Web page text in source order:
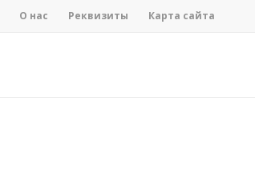
О нас Реквизиты Карта сайта